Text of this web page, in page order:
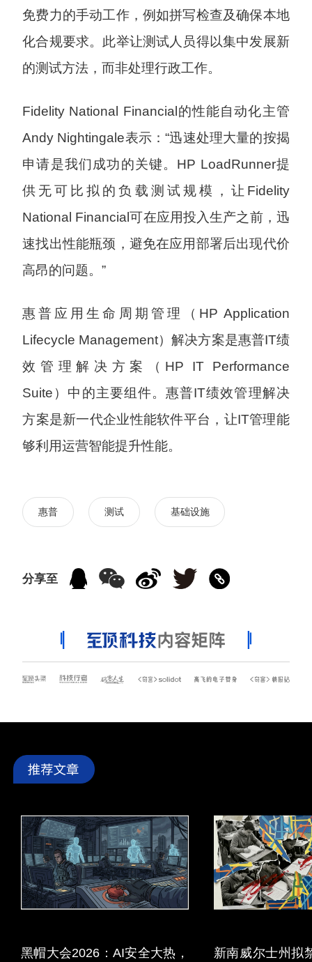
免费力的手动工作，例如拼写检查及确保本地
化合规要求。此举让测试人员得以集中发展新
的测试方法，而非处理行政工作。
Fidelity National Financial的性能自动化主管
Andy Nightingale表示：“迅速处理大量的按揭
申请是我们成功的关键。HP LoadRunner提
供无可比拟的负载测试规模，让Fidelity
National Financial可在应用投入生产之前，迅
速找出性能瓶颈，避免在应用部署后出现代价
高昂的问题。”
惠普应用生命周期管理（HP Application
Lifecycle Management）解决方案是惠普IT绩
效管理解决方案（HP IT Performance
Suite）中的主要组件。惠普IT绩效管理解决
方案是新一代企业性能软件平台，让IT管理能
够利用运营智能提升性能。
惠普 测试 基础设施
分享至
黑帽大会2026：AI安全大热， 新南威尔士州拟